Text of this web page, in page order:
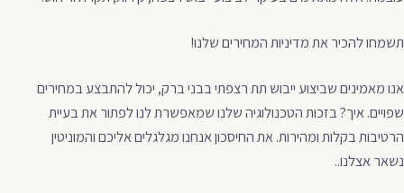
תשמחו להכיר את מדיניות המחירים שלנו!
אנו מאמינים שביצוע ייבוש תת רצפתי בבני ברק, יכול להתבצע במחירים
שפויים. איך? בזכות הטכנולוגיה שלנו שמאפשרת לנו לפתור את בעיית
הרטיבות בקלות ומהירות. את החיסכון אנחנו מגלגלים אליכם והמוניטין
נשאר אצלנו..